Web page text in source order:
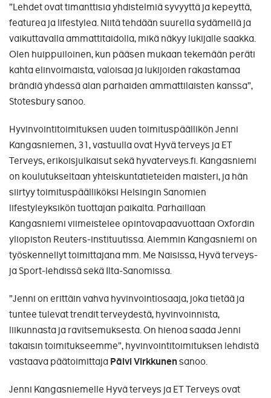
”Lehdet ovat timanttisia yhdistelmiä syvyyttä ja kepeyttä,
featurea ja lifestylea. Niitä tehdään suurella sydämellä ja
vaikuttavalla ammattitaidolla, mikä näkyy lukijalle saakka.
Olen huippuiloinen, kun pääsen mukaan tekemään peräti
kahta elinvoimaista, valoisaa ja lukijoiden rakastamaa
brändiä yhdessä alan parhaiden ammattilaisten kanssa”,
Stotesbury sanoo.
Hyvinvointitoimituksen uuden toimituspäällikön Jenni
Kangasniemen, 31, vastuulla ovat Hyvä terveys ja ET
Terveys, erikoisjulkaisut sekä hyvaterveys.fi. Kangasniemi
on koulutukseltaan yhteiskuntatieteiden maisteri, ja hän
siirtyy toimituspäälliköksi Helsingin Sanomien
lifestyleyksikön tuottajan paikalta. Parhaillaan
Kangasniemi viimeistelee opintovapaavuottaan Oxfordin
yliopiston Reuters-instituutissa. Aiemmin Kangasniemi on
työskennellyt toimittajana mm. Me Naisissa, Hyvä terveys-
ja Sport-lehdissä sekä Ilta-Sanomissa.
”Jenni on erittäin vahva hyvinvointiosaaja, joka tietää ja
tuntee tulevat trendit terveydestä, hyvinvoinnista,
liikunnasta ja ravitsemuksesta. On hienoa saada Jenni
takaisin toimitukseemme”, hyvinvointitoimituksen lehdistä
vastaava päätoimittaja Päivi Virkkunen sanoo.
Jenni Kangasniemelle Hyvä terveys ja ET Terveys ovat